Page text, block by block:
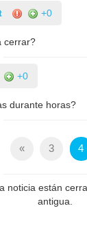
+0
cerrar?
+0
durante horas?
« 3 4
noticia están
antigua.